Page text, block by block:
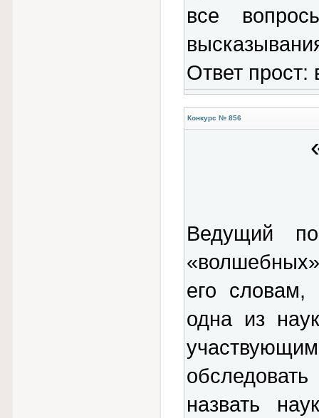
все
Ответ прост:
Конкурс № 856
Ведущий
его словам,
одна из
назвать